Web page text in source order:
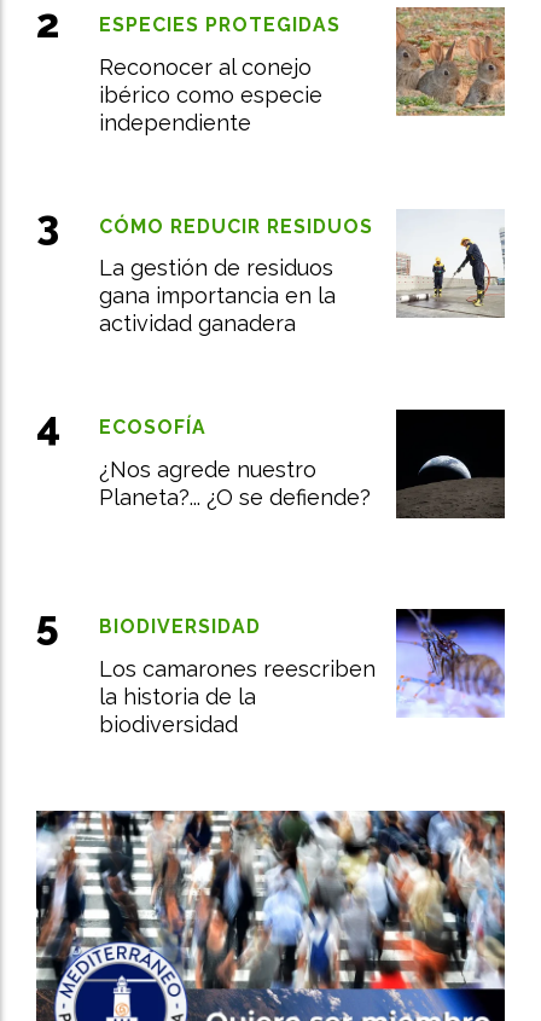
Reconocer al conejo
ibérico como especie
independiente
ESPECIES PROTEGIDAS
La gestión de residuos
gana importancia en la
actividad ganadera
CÓMO REDUCIR RESIDUOS
¿Nos agrede nuestro
Planeta?... ¿O se defiende?
ECOSOFÍA
Los camarones reescriben
la historia de la
biodiversidad
BIODIVERSIDAD